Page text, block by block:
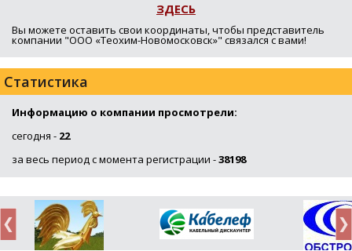
ЗДЕСЬ
Вы можете оставить свои координаты, чтобы представитель
компании "ООО «Теохим-Новомосковск»" связался с вами!
Статистика
Информацию о компании просмотрели:
сегодня - 22
за весь период с момента регистрации -38198